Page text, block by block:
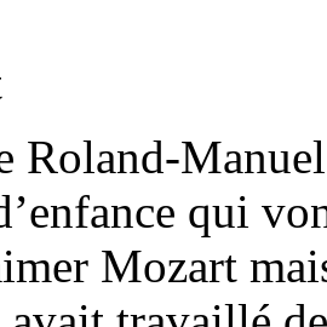
Roland-
qui
Mozart